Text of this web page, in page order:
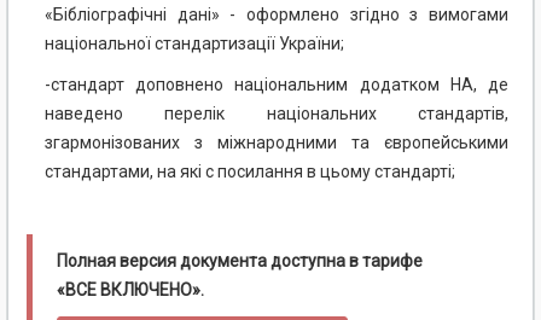
«Бібліографічні дані» - оформлено згідно з вимогами
національної стандартизації України;
-стандарт доповнено національним додатком НА, де
наведено перелік національних стандартів,
згармонізованих з міжнародними та європейськими
стандартами, на які с посилання в цьому стандарті;
Полная версия документа доступна в тарифе
«ВСЕ ВКЛЮЧЕНО».